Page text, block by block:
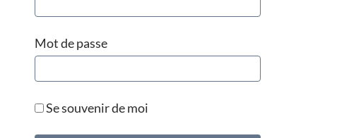
Mot de passe
Se souvenir de moi